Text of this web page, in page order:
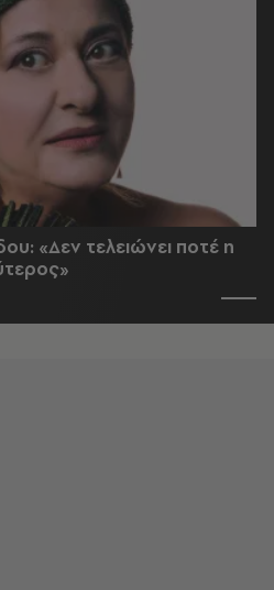
«Δεν τελειώνει ποτέ η